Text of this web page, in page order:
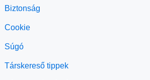
Biztonság
Cookie
Súgó
Társkereső tippek